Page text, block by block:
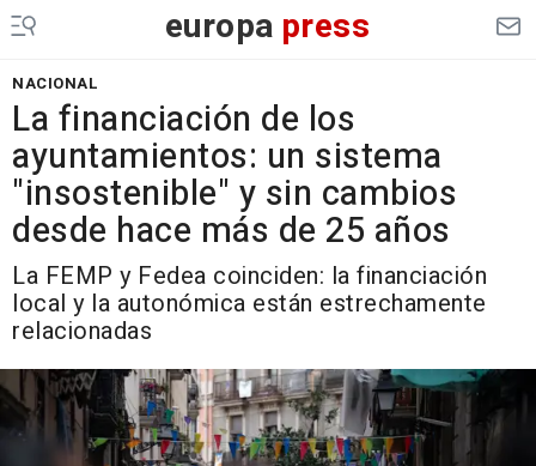
europa press
NACIONAL
La financiación de los
ayuntamientos: un sistema
"insostenible" y sin cambios
desde hace más de 25 años
La FEMP y Fedea coinciden: la financiación
local y la autonómica están estrechamente
relacionadas